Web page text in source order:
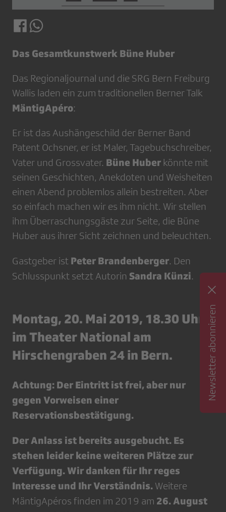
Das Gesamtkunstwerk Büne Huber
Das Regionaljournal und die SRG Bern Freiburg
Wallis laden ein zum traditionellen Berner Talk
MäntigApéro:
Er ist das Aushängeschild der Berner Band
Patent Ochsner, er ist Maler, Tagebuchschreiber,
Vater und Grossvater. Büne Huber könnte mit
seinen Geschichten, Anekdoten und Weisheiten
einen Abend problemlos allein bestreiten. Aber
so einfach machen wir es ihm nicht. Wir stellen
ihm Überraschungsgäste zur Seite, die Büne
Huber aus ihrer Sicht zeichnen und beleuchten.
Gastgeber ist Peter Brandenberger. Den
Schlusspunkt setzt Autorin Sandra Künzi.
Montag, 20. Mai 2019, 18.30 Uhr
im Theater National am
Hirschengraben 24 in Bern.
Achtung: Der Eintritt ist frei, aber nur
gegen Vorweisen einer
Reservationsbestätigung.
Der Anlass ist bereits ausgebucht. Es
stehen leider keine weiteren Plätze zur
Verfügung. Wir danken für Ihr reges
Interesse und Ihr Verständnis. Weitere
MäntigApéros finden im 2019 am 26. August
Newsletter abonnieren